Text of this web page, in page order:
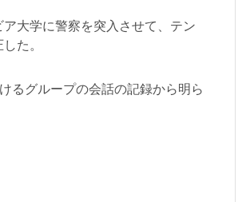
大学に警察を突入させて、テン
た。
るグループの会話の記録から明ら